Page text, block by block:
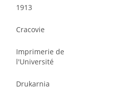
1913
Cracovie
Imprimerie de
l'Université
Drukarnia